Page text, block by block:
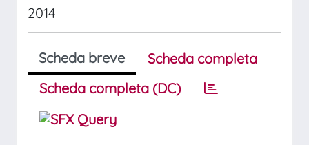
2014
Scheda breve
Scheda completa
Scheda completa (DC)